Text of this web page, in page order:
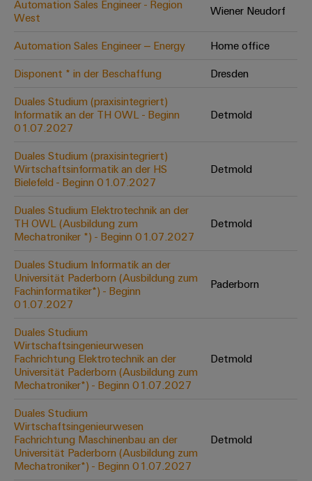
Schiffbau
Verbindungslösungen
die
maritime
Industrie
Wasseraufbereitung
&
Abwasseraufbereitung
für
die
Wasser-
Abwasserindustrie
Wasserstoff
Wasserstoff
Schlüsseltechnologie
für
die
Energiewende
Effizienter
Betrieb
von
Windparks
Equipment
(OEM)
Platform
easyConnect
Werkstatt
&
Werkzeuge
Automaten
Software
Markierer
Industriedrucker
Cabinet
Infrastructure
Assemblierungsservice
Bestückte
Klemmenleisten
Automation Sales Engineer - Region
West
Wiener Neudorf
Automation Sales Engineer – Energy
Home office
Disponent * in der Beschaffung
Dresden
Duales Studium (praxisintegriert)
Informatik an der TH OWL - Beginn
01.07.2027
Detmold
Duales Studium (praxisintegriert)
Wirtschaftsinformatik an der HS
Bielefeld - Beginn 01.07.2027
Detmold
Duales Studium Elektrotechnik an der
TH OWL (Ausbildung zum
Mechatroniker *) - Beginn 01.07.2027
Detmold
Duales Studium Informatik an der
Universität Paderborn (Ausbildung zum
Fachinformatiker*) - Beginn
01.07.2027
Paderborn
Duales Studium
Wirtschaftsingenieurwesen
Fachrichtung Elektrotechnik an der
Universität Paderborn (Ausbildung zum
Mechatroniker*) - Beginn 01.07.2027
Detmold
Duales Studium
Wirtschaftsingenieurwesen
Fachrichtung Maschinenbau an der
Universität Paderborn (Ausbildung zum
Mechatroniker*) - Beginn 01.07.2027
Detmold